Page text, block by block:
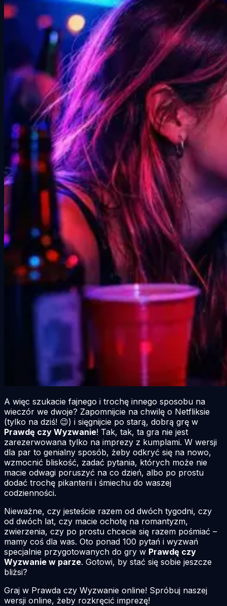
A więc szukacie fajnego i trochę innego sposobu na
wieczór we dwoje? Zapomnijcie na chwilę o Netfliksie
(tylko na dziś! 😉) i sięgnijcie po starą, dobrą grę w
Prawdę czy Wyzwanie! Tak, tak, ta gra nie jest
zarezerwowana tylko na imprezy z kumplami. W wersji
dla par to genialny sposób, żeby odkryć się na nowo,
wzmocnić bliskość, zadać pytania, których może nie
macie odwagi poruszyć na co dzień, albo po prostu
dodać trochę pikanterii i śmiechu do waszej
codzienności.
Nieważne, czy jesteście razem od dwóch tygodni, czy
od dwóch lat, czy macie ochotę na romantyzm,
zwierzenia, czy po prostu chcecie się razem pośmiać –
mamy coś dla was. Oto ponad 100 pytań i wyzwań
specjalnie przygotowanych do gry w Prawdę czy
Wyzwanie w parze. Gotowi, by stać się sobie jeszcze
bliżsi?
Graj w Prawda czy Wyzwanie online! Spróbuj naszej
wersji online, żeby rozkręcić imprezę!